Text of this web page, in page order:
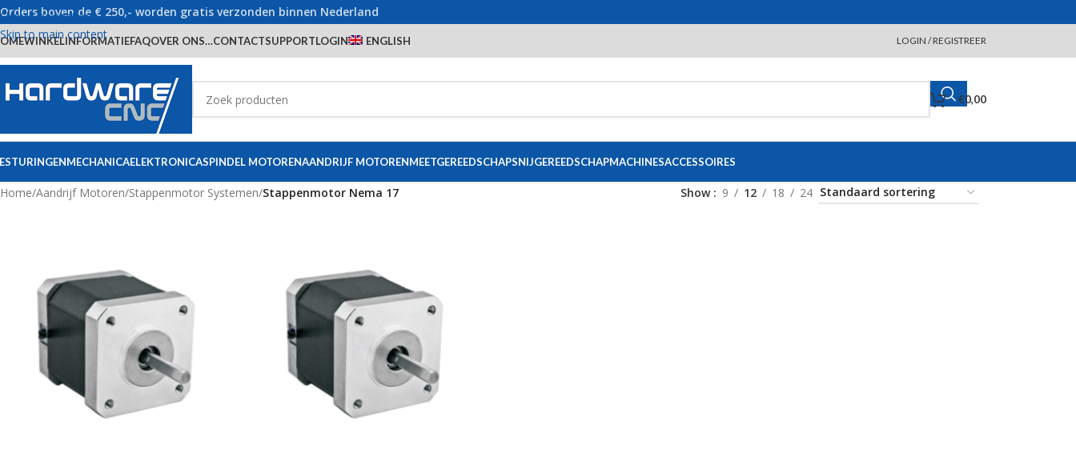
Skip to navigation
Skip to main content
Orders boven de € 250,- worden gratis verzonden binnen Nederland
WINKELINFORMATIEFAQOVER ONS…CONTACTSUPPORTLOGIN ENGLISH LOGIN / REGISTREER
€0,00
MECHANICAELEKTRONICASPINDEL MOTORENAANDRIJF MOTORENMEETGEREEDSCHAPSNIJGEREEDSCHAPMACHINESACCESSOIRES
Home/Aandrijf Motoren/Stappenmotor Systemen/Stappenmotor Nema 17 Show 9 12 18 24